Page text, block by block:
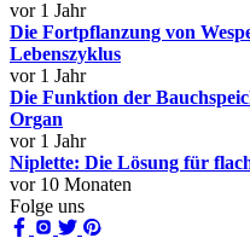
vor 1 Jahr
Die Fortpflanzung von
Lebenszyklus
vor 1 Jahr
Die Funktion der
Organ
vor 1 Jahr
Niplette: Die Lösung für
vor 10 Monaten
Folge uns